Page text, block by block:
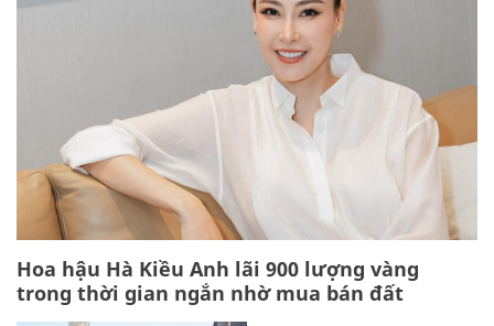
Hoa hậu Hà Kiều Anh lãi 900 lượng vàng
trong thời gian ngắn nhờ mua bán đất